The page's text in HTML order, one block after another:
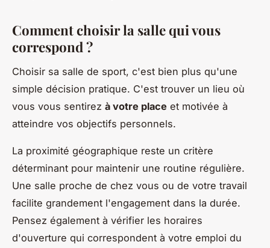
Comment choisir la salle qui vous
correspond ?
Choisir sa salle de sport, c'est bien plus qu'une
simple décision pratique. C'est trouver un lieu où
vous vous sentirez à votre place et motivée à
atteindre vos objectifs personnels.
La proximité géographique reste un critère
déterminant pour maintenir une routine régulière.
Une salle proche de chez vous ou de votre travail
facilite grandement l'engagement dans la durée.
Pensez également à vérifier les horaires
d'ouverture qui correspondent à votre emploi du